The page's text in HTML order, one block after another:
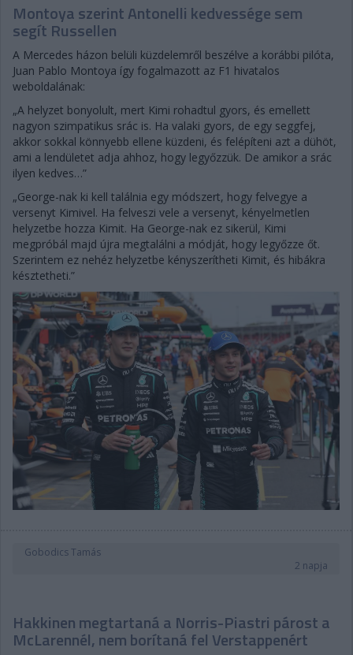
Montoya szerint Antonelli kedvessége sem
segít Russellen
A Mercedes házon belüli küzdelemről beszélve a korábbi pilóta,
Juan Pablo Montoya így fogalmazott az F1 hivatalos
weboldalának:
„A helyzet bonyolult, mert Kimi rohadtul gyors, és emellett
nagyon szimpatikus srác is. Ha valaki gyors, de egy seggfej,
akkor sokkal könnyebb ellene küzdeni, és felépíteni azt a dühöt,
ami a lendületet adja ahhoz, hogy legyőzzük. De amikor a srác
ilyen kedves…”
„George-nak ki kell találnia egy módszert, hogy felvegye a
versenyt Kimivel. Ha felveszi vele a versenyt, kényelmetlen
helyzetbe hozza Kimit. Ha George-nak ez sikerül, Kimi
megpróbál majd újra megtalálni a módját, hogy legyőzze őt.
Szerintem ez nehéz helyzetbe kényszerítheti Kimit, és hibákra
késztetheti.”
Gobodics Tamás
2 napja
Hakkinen megtartaná a Norris-Piastri párost a
McLarennél, nem borítaná fel Verstappenért